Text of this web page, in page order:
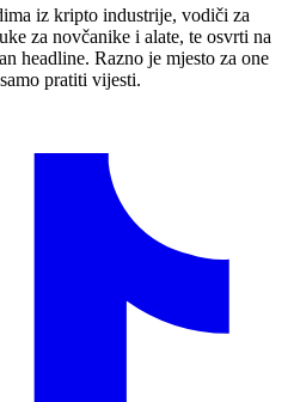
iz kripto industrije, vodiči za
za novčanike i alate, te osvrti na
headline. Razno je mjesto za one
pratiti vijesti.